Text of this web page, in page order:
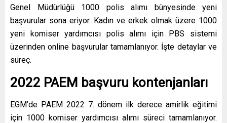
Genel Müdürlüğü 1000 polis alımı bünyesinde yeni
başvurular sona eriyor. Kadın ve erkek olmak üzere 1000
yeni komiser yardımcısı polis alımı için PBS sistemi
üzerinden online başvurular tamamlanıyor. İşte detaylar ve
süreç.
2022 PAEM başvuru kontenjanları
EGM’de PAEM 2022 7. dönem ilk derece amirlik eğitimi
için 1000 komiser yardımcısı alımı süreci tamamlanıyor.